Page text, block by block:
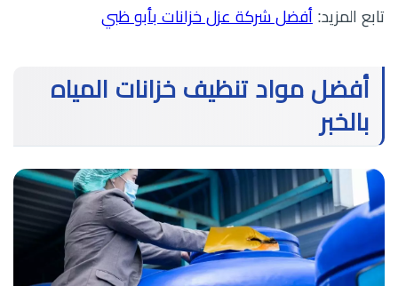
تابع المزيد: أفضل شركة عزل خزانات بأبو ظبي
أفضل مواد تنظيف خزانات المياه
بالخبر